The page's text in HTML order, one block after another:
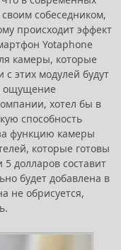
собеседником,
происходит эффект
Yotaphone
камеры, которые
этих модулей будут
ощущение
хотел бы в
способность
функцию камеры
которые готовы
долларов составит
будет добавлена в
не обрисуется,